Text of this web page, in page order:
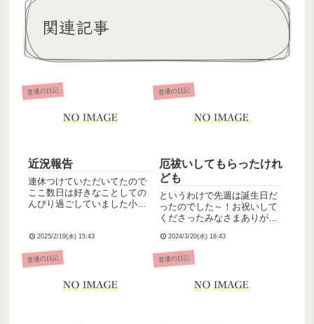
関連記事
普通の日記
近況報告
連休つけていただいてたので
ここ数日は好きなことしての
んびり過ごしていました小埜
おろしたりかいたりしてるん
ですけど、手がかじかんで指
凍るかと思いました💦明日は
っこう...
2025/2/19(水) 15:43
普通の日記
厄祓いしてもらったけれ
ども
というわけで先週は誕生日だ
ったのでした～！お祝いして
くださったみなさまありがと
𝑳𝑶𝑽𝑬――今年は本厄の年回
りなので、昨日神社で厄祓い
してもらってきました。無事
レンダー見たら不成就日って
2024/3/20(水) 16:43
普通の日記 普通の日記